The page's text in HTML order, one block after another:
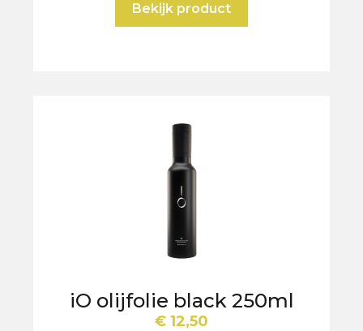
Bekijk product
iO olijfolie black 250ml
€ 12,50